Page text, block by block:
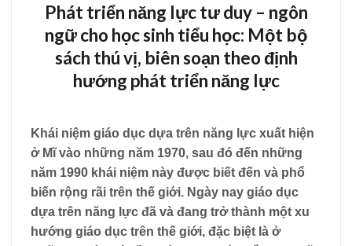
Phát triển năng lực tư duy – ngôn
ngữ cho học sinh tiểu học: Một bộ
sách thú vị, biên soạn theo định
hướng phát triển năng lực
Khái niệm giáo dục dựa trên năng lực xuất hiện
ở Mĩ vào những năm 1970, sau đó đến những
năm 1990 khái niệm này được biết đến và phổ
biến rộng rãi trên thế giới. Ngày nay giáo dục
dựa trên năng lực đã và đang trở thành một xu
hướng giáo dục trên thế giới, đặc biệt là ở